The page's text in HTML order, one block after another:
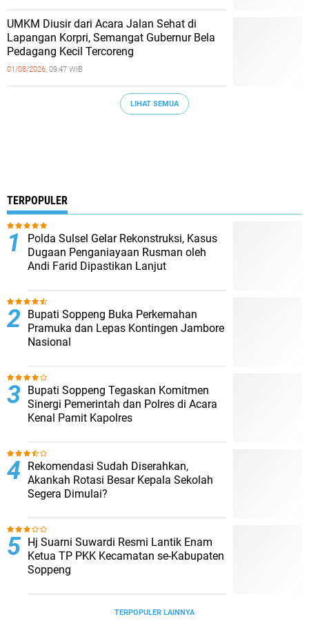
UMKM Diusir dari Acara Jalan Sehat di
Lapangan Korpri, Semangat Gubernur Bela
Pedagang Kecil Tercoreng
01/08/2026, 09:47 WIB
LIHAT SEMUA
TERPOPULER
Polda Sulsel Gelar Rekonstruksi, Kasus
Dugaan Penganiayaan Rusman oleh
Andi Farid Dipastikan Lanjut
Bupati Soppeng Buka Perkemahan
Pramuka dan Lepas Kontingen Jambore
Nasional
Bupati Soppeng Tegaskan Komitmen
Sinergi Pemerintah dan Polres di Acara
Kenal Pamit Kapolres
Rekomendasi Sudah Diserahkan,
Akankah Rotasi Besar Kepala Sekolah
Segera Dimulai?
Hj Suarni Suwardi Resmi Lantik Enam
Ketua TP PKK Kecamatan se-Kabupaten
Soppeng
TERPOPULER LAINNYA